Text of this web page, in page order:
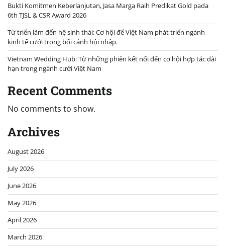
Bukti Komitmen Keberlanjutan, Jasa Marga Raih Predikat Gold pada
6th TJSL & CSR Award 2026
Từ triển lãm đến hệ sinh thái: Cơ hội để Việt Nam phát triển ngành
kinh tế cưới trong bối cảnh hội nhập.
Vietnam Wedding Hub: Từ những phiên kết nối đến cơ hội hợp tác dài
hạn trong ngành cưới Việt Nam
Recent Comments
No comments to show.
Archives
August 2026
July 2026
June 2026
May 2026
April 2026
March 2026